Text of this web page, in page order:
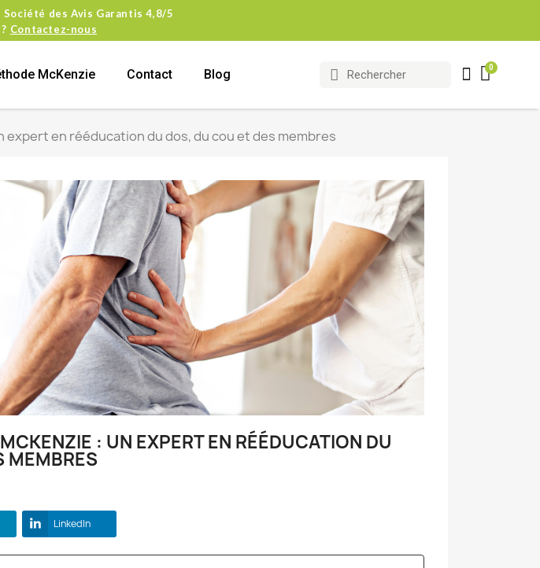
Société des Avis Garantis 4,8/5
Contactez-nous
McKenzie Contact Blog
en rééducation du dos, du cou et des membres
: UN EXPERT EN RÉÉDUCATION DU
MEMBRES
LinkedIn